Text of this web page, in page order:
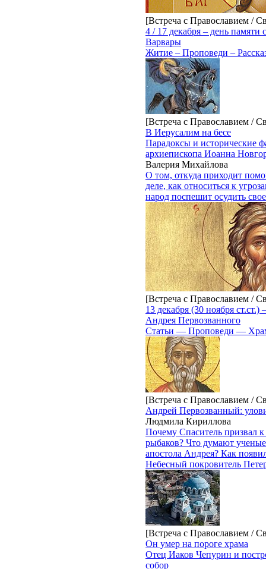
[Встреча с Православием /
4 / 17 декабря – день
Варвары
Житие – Проповеди –
[Встреча с Православием /
В Иерусалим на бесе
Парадоксы и исторические
архиепископа Иоанна
Валерия Михайлова
О том, откуда приходит
деле, как относиться к
народ поспешит осудить
[Встреча с Православием /
13 декабря (30 ноября ст.ст.)
Андрея Первозванного
Статьи — Проповеди —
[Встреча с Православием /
Андрей Первозванный:
Людмила Кириллова
Почему Спаситель призвал
рыбаков? Что думают
апостола Андрея? Как
Небесный покровитель
[Встреча с Православием /
Он умер на пороге храма
Отец Иаков Чепурин и
собор